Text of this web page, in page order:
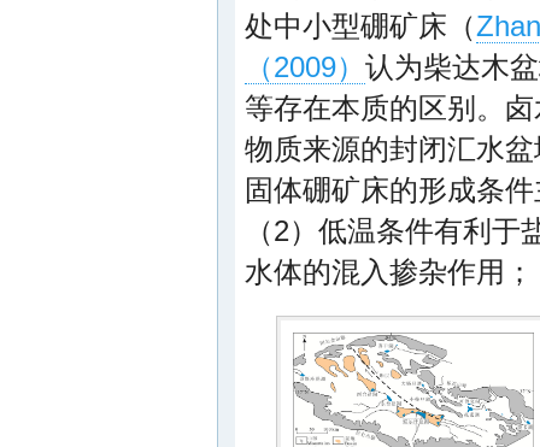
处中小型硼矿床（
（2009） 认为柴达木
等存在本质的区别。
物质来源的封闭汇水
固体硼矿床的形成条
（2）低温条件有利
水体的混入掺杂作用